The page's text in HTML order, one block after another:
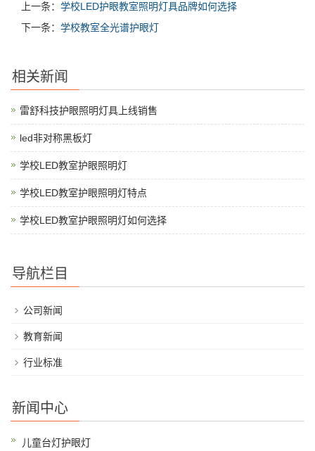
上一条： 学校LED护眼教室照明灯具品牌如何选择
下一条： 学校教室全光谱护眼灯
相关新闻
雷舒科技护眼照明灯具上线销售
led非对称黑板灯
学校LED教室护眼照明灯
学校LED教室护眼照明灯特点
学校LED教室护眼照明灯如何选择
导航栏目
公司新闻
教育新闻
行业标准
新闻中心
儿童台灯护眼灯